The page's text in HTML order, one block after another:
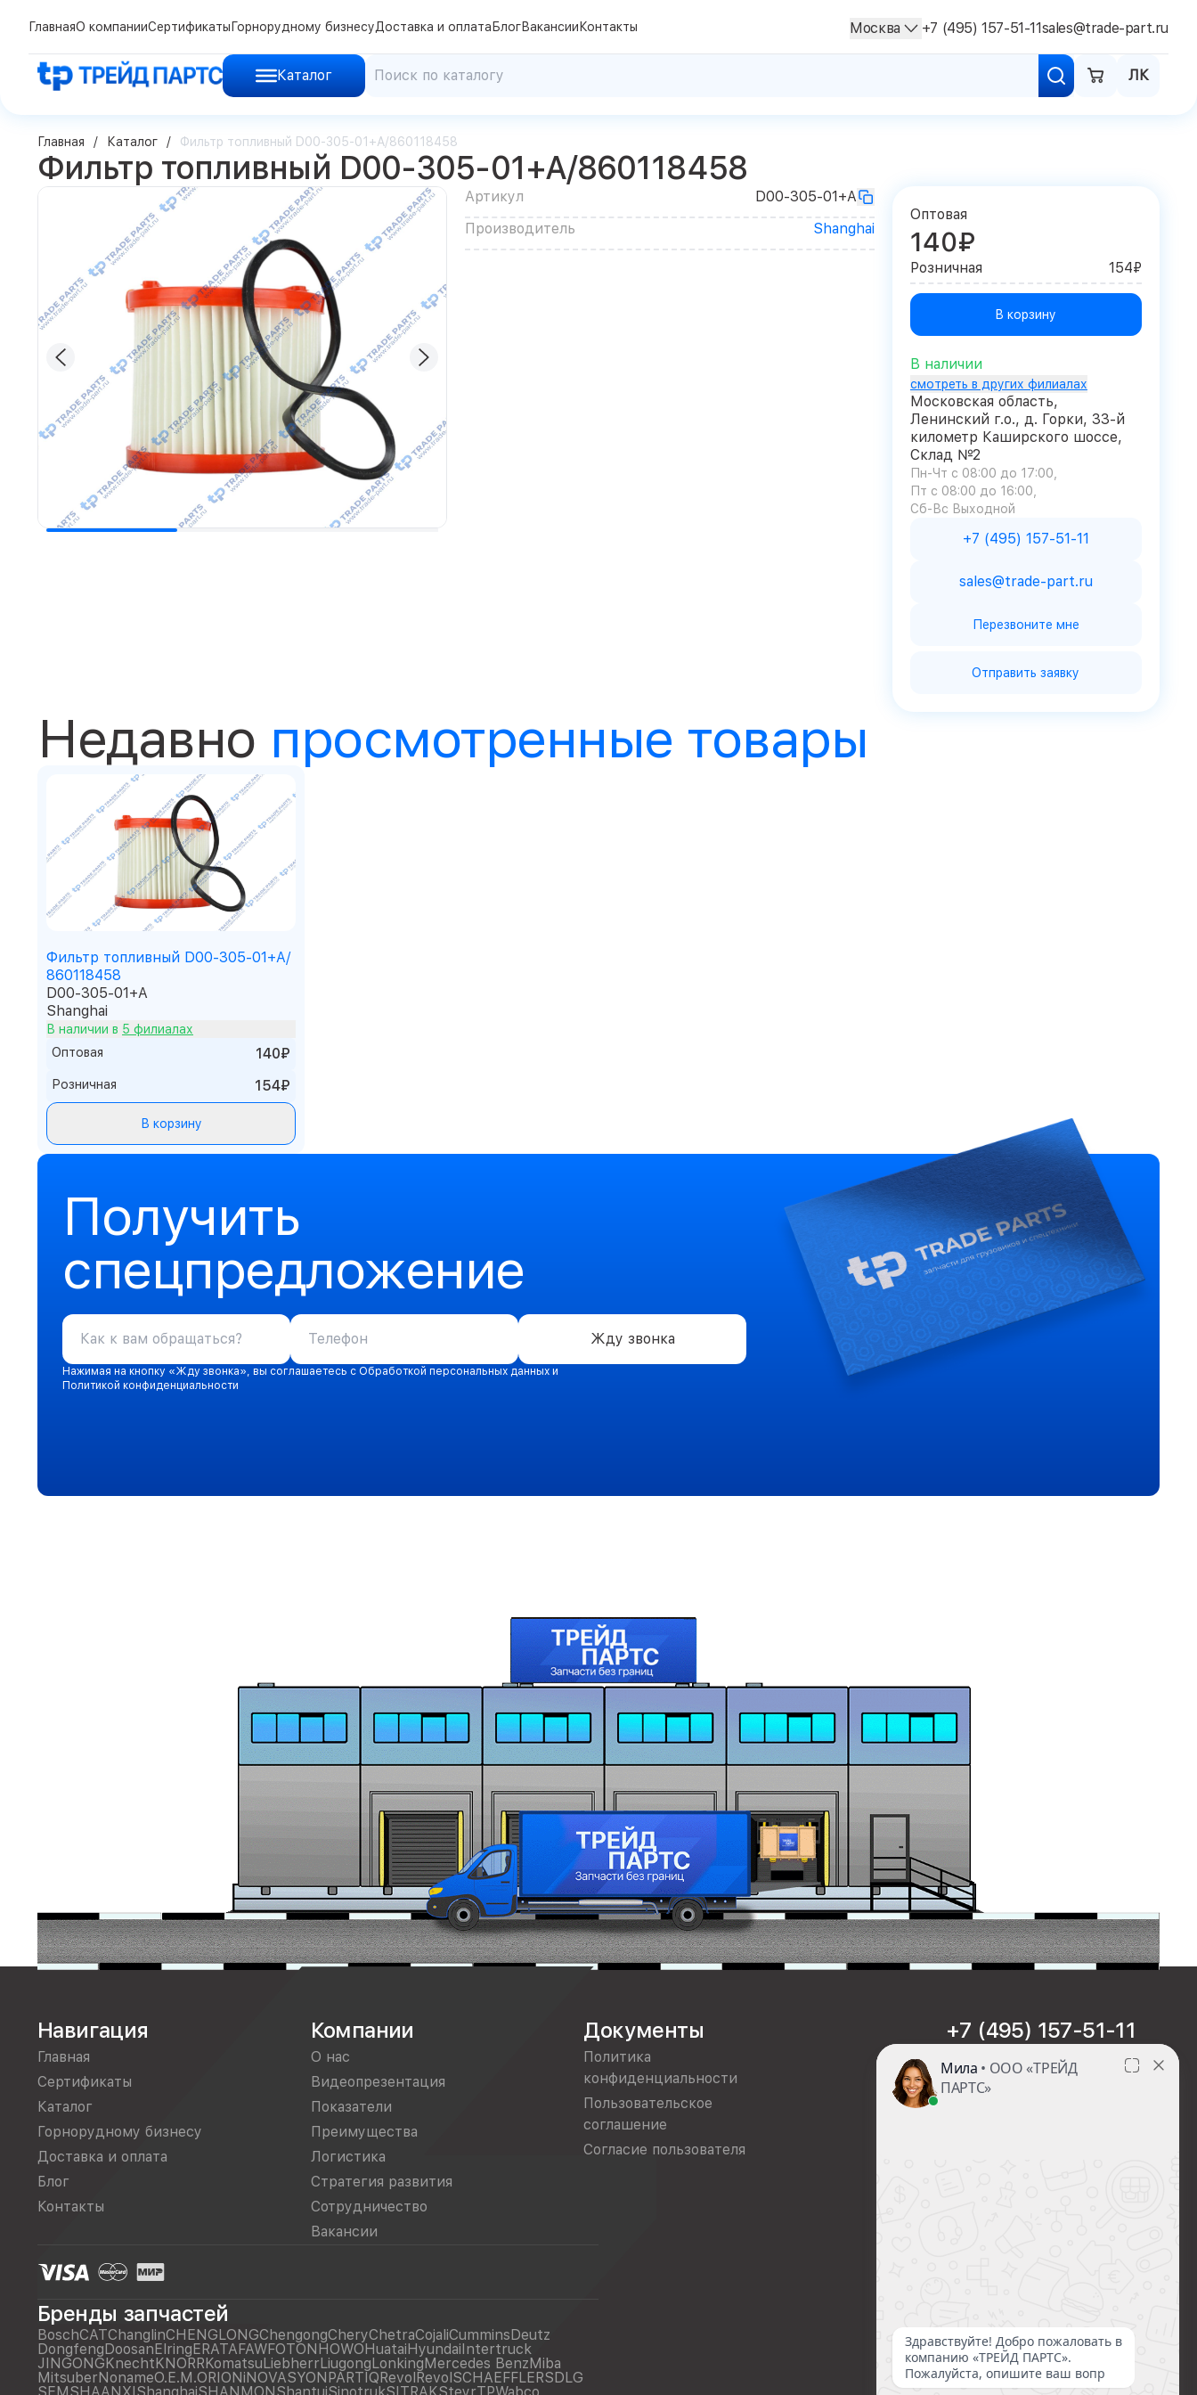
Каталог ЛК
ГлавнаяО компанииСертификаты Горнорудному бизнесуДоставка и оплата БлогВакансии Контакты Москва +7 (495) 157-51-11sales@trade-part.ru
Главная Каталог Фильтр топливный D00-305-01+A/860118458
Фильтр топливный D00-305-01+A/860118458
Артикул
D00-305-01+A
Производитель
Shanghai
Оптовая
140₽
Розничная 154₽
В корзину
В наличии
смотреть в других филиалах
Московская область,
Ленинский г.о., д. Горки, 33-й
километр Каширского шоссе,
Склад №2
Пн-Чт с 08:00 до 17:00
Пт с 08:00 до 16:00
Сб-Вс Выходной
+7 (495) 157-51-11
sales@trade-part.ru
Перезвоните мне
Отправить заявку
Недавно просмотренные товары
Фильтр топливный D00-305-01+A/
860118458
D00-305-01+A
Shanghai
В наличии в 5 филиалах
Оптовая
140₽
Розничная 154₽
В корзину
Получить
спецпредложение
Жду звонка
Нажимая на кнопку «Жду звонка», вы соглашаетесь с Обработкой персональных данных и
Политикой конфиденциальности
Навигация
Главная
Сертификаты
Каталог
Горнорудному бизнесу
Доставка и оплата
Блог
Контакты
Компании
О нас
Видеопрезентация
Показатели
Преимущества
Логистика
Стратегия развития
Сотрудничество
Вакансии
Документы
Политика
конфиденциальности
Пользовательское
соглашение
Согласие пользователя
+7 (495) 157-51-11
sales@trade-part.ru
Бренды запчастей
BoschCATChanglinCHENGLONGChengongCheryChetraCojaliCumminsDeutz
DongfengDoosanElringERATAFAWFOTONHOWOHuataiHyundaiIntertruck
JINGONGKnechtKNORRKomatsuLiebherrLiugongLonkingMercedes BenzMiba
MitsuberNonameO.E.M.ORIONiNOVASYONPARTIQRevolRevolSCHAEFFLERSDLG